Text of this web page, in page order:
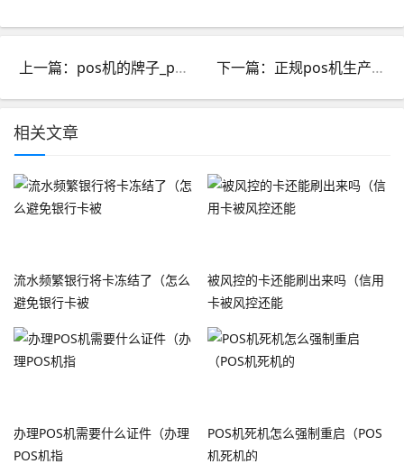
上一篇：pos机的牌子_pos机的牌子怎么看 下一篇：正规pos机生产厂家_正规POS机品牌
相关文章
流水频繁银行将卡冻结了（怎么
避免银行卡被
被风控的卡还能刷出来吗（信用
卡被风控还能
办理POS机需要什么证件（办理
POS机指
POS机死机怎么强制重启（POS
机死机的